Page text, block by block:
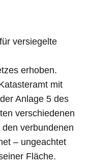
versiegelte
erhoben.
mit
Anlage 5 des
verschiedenen
verbundenen
– ungeachtet
Fläche.